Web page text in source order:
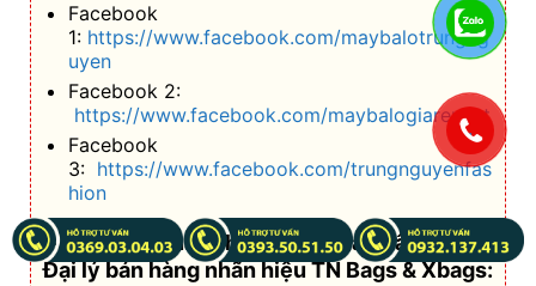
Facebook
1: https://www.facebook.com/maybalotrungng
uyen
Facebook 2:
https://www.facebook.com/maybalogiarenhat
Facebook
3: https://www.facebook.com/trungnguyenfas
hion
+ Nếu bạn mua lẻ hoặc làm Nhà phân phối/
Đại lý bán hàng nhãn hiệu TN Bags & Xbags:
.